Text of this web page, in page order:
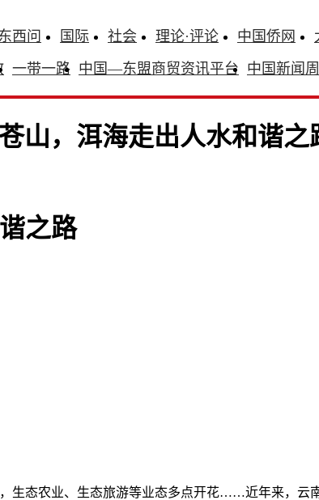
西问 国际 社会 理论·评论 中国侨网
一带一路 中国—东盟商贸资讯平台 中国新闻
山，洱海走出人水和谐之
之路
态农业、生态旅游等业态多点开花……近年来，云